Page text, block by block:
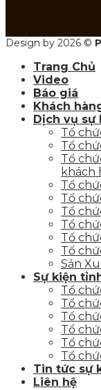
Design by 2026 ©
Trang Chủ
Video
Báo giá
Khách
Dịch vụ sự
Tổ
Tổ
Tổ
khách
Tổ
Tổ
Tổ
Tổ
Tổ
Tổ
Sản
Sự kiện
Tổ
Tổ
Tổ
Tổ
Tổ
Tổ
Tin tức sự
Liên hệ